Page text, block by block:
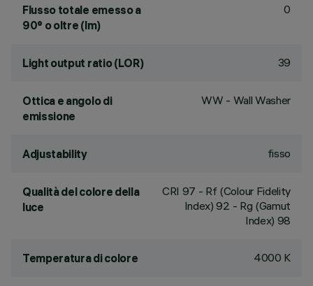
Flusso totale emesso a
90° o oltre (lm)
0
Light output ratio (LOR) 39
Ottica e angolo di
emissione
WW - Wall Washer
Adjustability fisso
Qualità del colore della
luce
CRI 97 - Rf (Colour Fidelity
Index) 92 - Rg (Gamut
Index) 98
Temperatura di colore 4000 K